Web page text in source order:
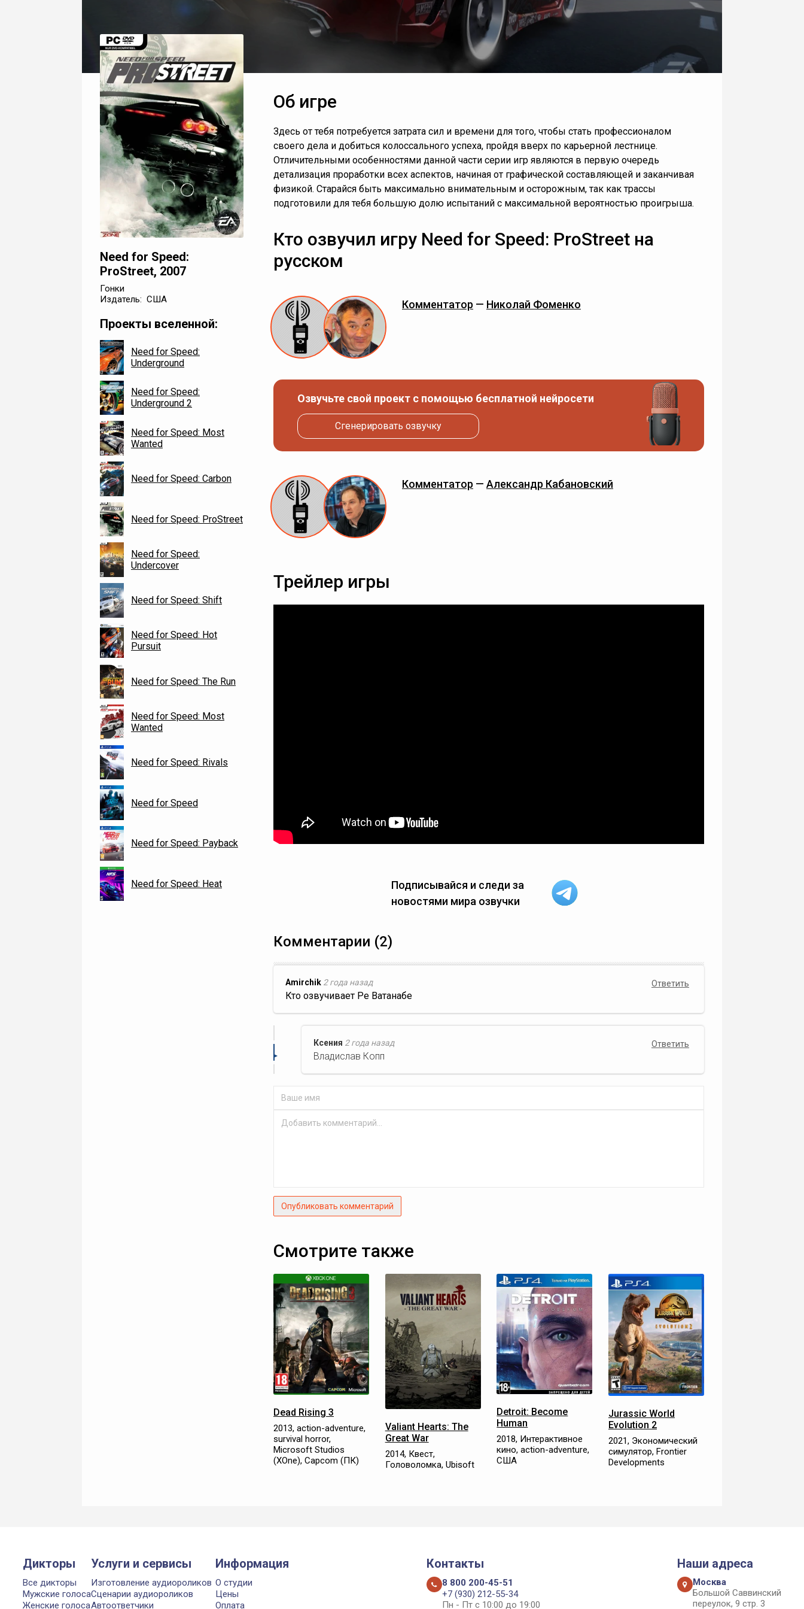
Need for Speed:
ProStreet, 2007
Гонки
Издатель: США
Проекты вселенной:
Need for Speed:
Underground
Need for Speed:
Underground 2
Need for Speed: Most
Wanted
Need for Speed: Carbon
Need for Speed: ProStreet
Need for Speed:
Undercover
Need for Speed: Shift
Need for Speed: Hot
Pursuit
Need for Speed: The Run
Need for Speed: Most
Wanted
Need for Speed: Rivals
Need for Speed
Need for Speed: Payback
Need for Speed: Heat
Об игре
Здесь от тебя потребуется затрата сил и времени для того, чтобы стать профессионалом
своего дела и добиться колоссального успеха, пройдя вверх по карьерной лестнице.
Отличительными особенностями данной части серии игр являются в первую очередь
детализация проработки всех аспектов, начиная от графической составляющей и заканчивая
физикой. Старайся быть максимально внимательным и осторожным, так как трассы
подготовили для тебя большую долю испытаний с максимальной вероятностью проигрыша.
Кто озвучил игру Need for Speed: ProStreet на
русском
Комментатор — Николай Фоменко
Озвучьте свой проект с помощью бесплатной нейросети
Сгенерировать озвучку
Комментатор — Александр Кабановский
Трейлер игры
Подписывайся и следи за
новостями мира озвучки
Комментарии (2)
Ответить
Amirchik 2 года назад
Кто озвучивает Ре Ватанабе
Ответить
Ксения 2 года назад
Владислав Копп
Опубликовать комментарий
Смотрите также
Dead Rising 3
2013, action-adventure,
survival horror,
Microsoft Studios
(XOne), Capcom (ПК)
Valiant Hearts: The
Great War
2014, Квест,
Головоломка, Ubisoft
Detroit: Become
Human
2018, Интерактивное
кино, action-adventure,
США
Jurassic World
Evolution 2
2021, Экономический
симулятор, Frontier
Developments
Дикторы
Все дикторы
Мужские голоса
Женские голоса
Услуги и сервисы
Изготовление аудиороликов
Сценарии аудиороликов
Автоответчики
Информация
О студии
Цены
Оплата
Контакты
8 800 200-45-51
+7 (930) 212-55-34
Пн - Пт с 10:00 до 19:00
Наши адреса
Москва
Большой Саввинский
переулок, 9 стр. 3